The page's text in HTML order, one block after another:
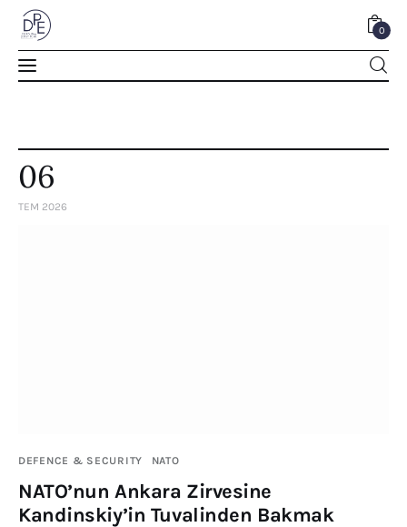
0
Events
06
TEM 2026
DEFENCE & SECURITY NATO
NATO’nun Ankara Zirvesine
Kandinskiy’in Tuvalinden Bakmak